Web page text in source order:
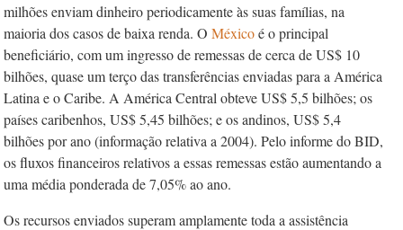
milhões enviam dinheiro periodicamente às suas famílias, na
maioria dos casos de baixa renda. O Méxicoé o principal
beneficiário, com um ingresso de remessas de cerca de US$ 10
bilhões, quase um terço das transferências enviadas para a América
Latina e o Caribe. A América Central obteve US$ 5,5 bilhões; os
países caribenhos, US$ 5,45 bilhões; e os andinos, US$ 5,4
bilhões por ano (informação relativa a 2004). Pelo informe do BID,
os fluxos financeiros relativos a essas remessas estão aumentando a
uma média ponderada de 7,05% ao ano.
Os recursos enviados superam amplamente toda a assistência